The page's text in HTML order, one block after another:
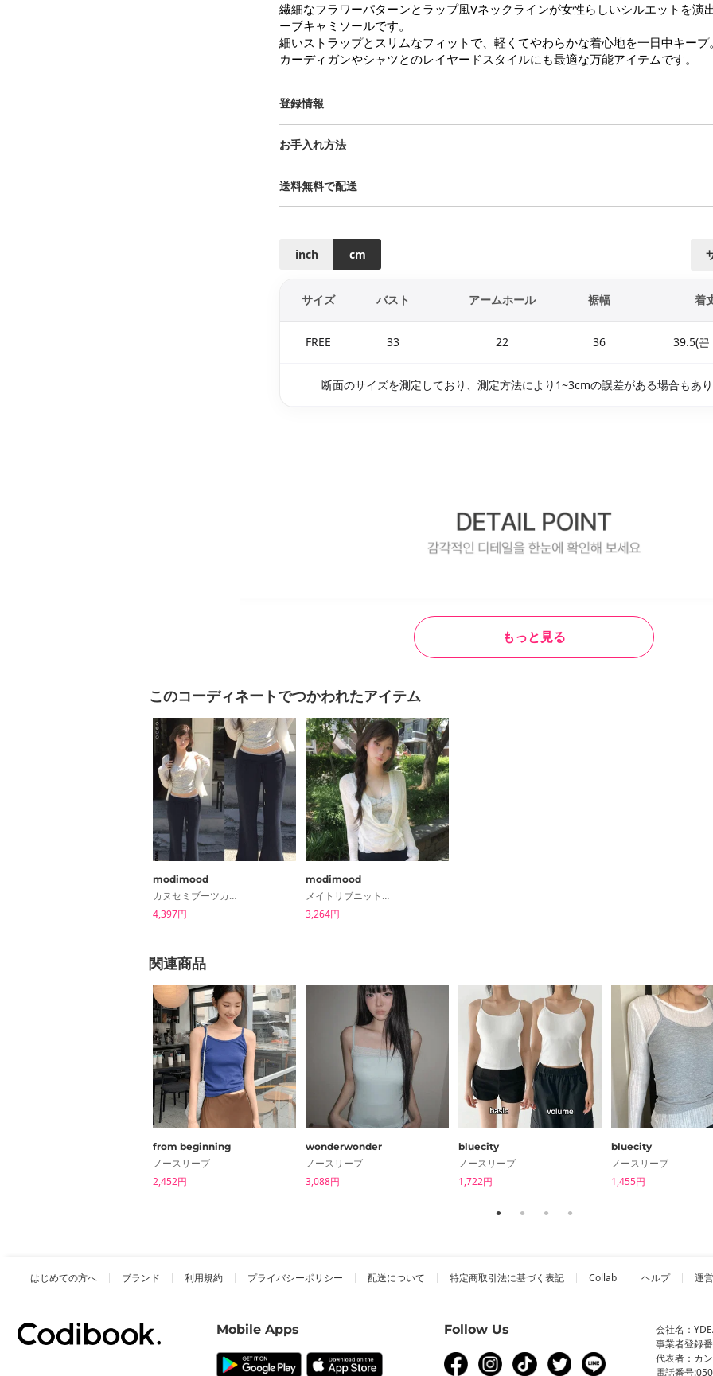
もっと見る
繊細なフラワーパターンとラップ風Vネックラインが女性らしいシルエットを演
ーブキャミソールです。
細いストラップとスリムなフィットで、軽くてやわらかな着心地を一日中キープ。
カーディガンやシャツとのレイヤードスタイルにも最適な万能アイテムです。
登録情報
お手入れ方法
送料無料で配送
inch cm
サイズ バスト アームホール 裾幅 着
FREE 33 22 36 39.5(끈
断面のサイズを測定しており、測定方法により1~3cmの誤差がある場合もあり
このコーディネートでつかわれたアイテム
modimood
カヌセミブーツカット2ウェイパンツ
4,397円
modimood
メイトリブニット優雅フィットカーディガン
3,264円
関連商品
from beginning
ノースリーブ
2,452円
wonderwonder
ノースリーブ
3,088円
bluecity
ノースリーブ
1,722円
bluecity
ノースリーブ
1,455円
はじめての方へ ブランド 利用規約 プライバシーポリシー 配送について 特定商取引法に基づく表記 Collab ヘルプ 運
Mobile Apps Follow Us
会社名：
事業者登録
代表者：カ
電話番号